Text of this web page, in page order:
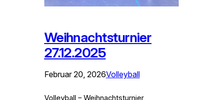
Weihnachtsturnier
27.12.2025
Februar 20, 2026Volleyball
Volleyball – Weihnachtsturnier